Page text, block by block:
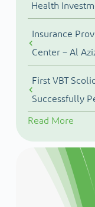
Health
Insurance
Center – Al
First VBT
Successfully
Read More